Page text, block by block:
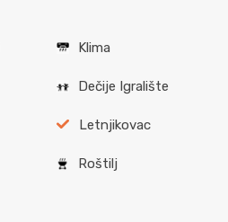
Klima
Dečije Igralište
Letnjikovac
Roštilj